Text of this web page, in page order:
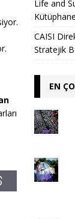
Life and
CAISI
Stratejik
EN